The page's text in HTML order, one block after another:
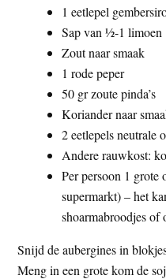
1 eetlepel
Sap van ½-1 limoen
Zout naar smaak
1 rode peper
50 gr zoute pinda’s
Koriander naar
2 eetlepels neutrale
Andere rauwkost:
Per persoon 1
supermarkt) – het
shoarmabroodjes of
Snijd de aubergines in
Meng in een grote kom de